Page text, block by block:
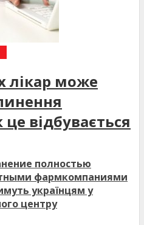
лікар може
це відбувається
полностью
фармкомпаниями
українцям у
центру